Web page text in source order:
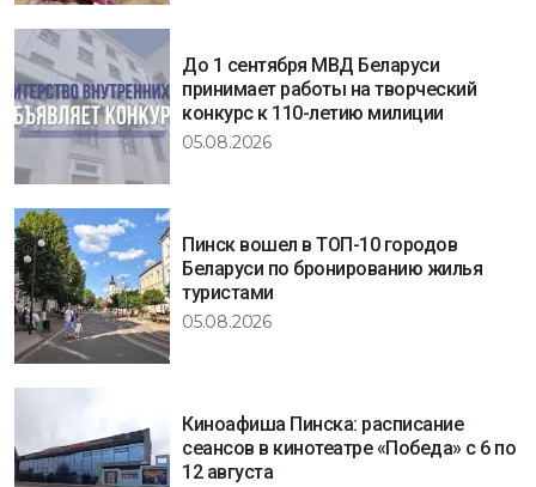
До 1 сентября МВД Беларуси
принимает работы на творческий
конкурс к 110-летию милиции
05.08.2026
Пинск вошел в ТОП-10 городов
Беларуси по бронированию жилья
туристами
05.08.2026
Киноафиша Пинска: расписание
сеансов в кинотеатре «Победа» с 6 по
12 августа